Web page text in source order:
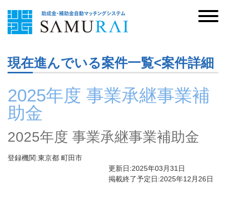
現在進んでいる案件一覧<案件詳細
2025年度 事業承継事業補
助金
2025年度 事業承継事業補助金
登録機関:東京都 町田市
更新日:2025年03月31日
掲載終了予定日:2025年12月26日